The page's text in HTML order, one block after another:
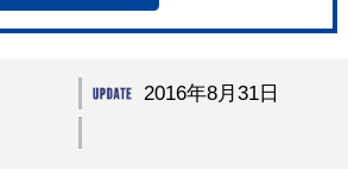
2016年8月31日